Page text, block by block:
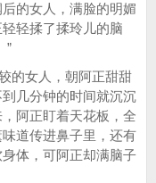
的女人，满脸的明媚
轻揉了揉玲儿的脑
”
的女人，朝阿正甜甜
几分钟的时间就沉沉
阿正盯着天花板，全
道传进鼻子里，还有
体，可阿正却满脑子